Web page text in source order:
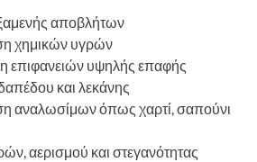
αποβλήτων
χημικών υγρών
επιφανειών υψηλής επαφής
και λεκάνης
αναλωσίμων όπως χαρτί, σαπούνι
αερισμού και στεγανότητας